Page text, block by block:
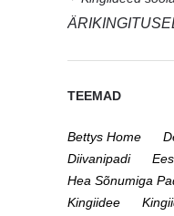
TEEMAD
Bettys Home
Diivanipadi
Hea Sõnumiga
Kingiidee